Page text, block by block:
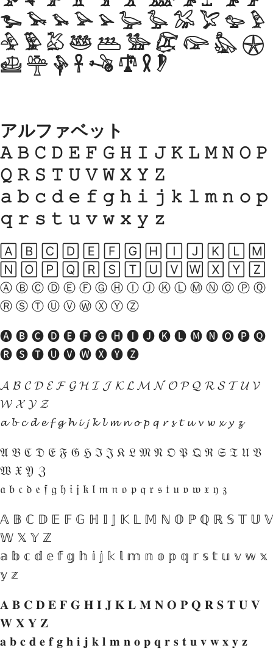
𓅧 𓅨 𓅩 𓅪 𓅫 𓅬 𓅭 𓅮 𓅯 𓅰 𓅱
𓅲 𓅳 𓅷 𓅸 𓅹 𓅺 𓅻 𓅼 𓅽 𓇽
𓊝 𓊯 𓊿 𓋹 𓌝 𓍝 𓍳 𓏢
アルファベット
𝙰 𝙱 𝙲 𝙳 𝙴 𝙵 𝙶 𝙷 𝙸 𝙹 𝙺 𝙻 𝙼 𝙽 𝙾 𝙿
𝚀 𝚁 𝚂 𝚃 𝚄 𝚅 𝚆 𝚇 𝚈 𝚉
𝚊 𝚋 𝚌 𝚍 𝚎 𝚏 𝚐 𝚑 𝚒 𝚓 𝚔 𝚕 𝚖 𝚗 𝚘 𝚙
𝚚 𝚛 𝚜 𝚝 𝚞 𝚟 𝚠 𝚡 𝚢 𝚣
🄰 🄱 🄲 🄳 🄴 🄵 🄶 🄷 🄸 🄹 🄺 🄻 🄼
🄽 🄾 🄿 🅀 🅁 🅂 🅃 🅄 🅅 🅆 🅇 🅈 🅉
Ⓐ Ⓑ Ⓒ Ⓓ Ⓔ Ⓕ Ⓖ Ⓗ Ⓘ Ⓙ Ⓚ Ⓛ Ⓜ Ⓝ Ⓞ Ⓟ Ⓠ
Ⓡ Ⓢ Ⓣ Ⓤ Ⓥ Ⓦ Ⓧ Ⓨ Ⓩ
🅐 🅑 🅒 🅓 🅔 🅕 🅖 🅗 🅘 🅙 🅚 🅛 🅜 🅝 🅞 🅟 🅠
🅡 🅢 🅣 🅤 🅥 🅦 🅧 🅨 🅩
𝓐 𝓑 𝓒 𝓓 𝓔 𝓕 𝓖 𝓗 𝓘 𝓙 𝓚 𝓛 𝓜 𝓝 𝓞 𝓟 𝓠 𝓡 𝓢 𝓣 𝓤 𝓥
𝓦 𝓧 𝓨 𝓩
𝓪 𝓫 𝓬 𝓭 𝓮 𝓯 𝓰 𝓱 𝓲 𝓳 𝓴 𝓵 𝓶 𝓷 𝓸 𝓹 𝓺 𝓻 𝓼 𝓽 𝓾 𝓿 𝔀 𝔁 𝔂 𝔃
𝔄 𝔅 ℭ 𝔇 𝔈 𝔉 𝔊 ℌ ℑ 𝔍 𝔎 𝔏 𝔐 𝔑 𝔒 𝔓 𝔔 ℜ 𝔖 𝔗 𝔘 𝔙
𝔚 𝔛 𝔜 ℨ
𝔞 𝔟 𝔠 𝔡 𝔢 𝔣 𝔤 𝔥 𝔦 𝔧 𝔨 𝔩 𝔪 𝔫 𝔬 𝔭 𝔮 𝔯 𝔰 𝔱 𝔲 𝔳 𝔴 𝔵 𝔶 𝔷
𝔸 𝔹 ℂ 𝔻 𝔼 𝔽 𝔾 ℍ 𝕀 𝕁 𝕂 𝕃 𝕄 ℕ 𝕆 ℙ ℚ ℝ 𝕊 𝕋 𝕌 𝕍
𝕎 𝕏 𝕐 ℤ
𝕒 𝕓 𝕔 𝕕 𝕖 𝕗 𝕘 𝕙 𝕚 𝕛 𝕜 𝕝 𝕞 𝕟 𝕠 𝕡 𝕢 𝕣 𝕤 𝕥 𝕦 𝕧 𝕨 𝕩
𝕪 𝕫
𝐀 𝐁 𝐂 𝐃 𝐄 𝐅 𝐆 𝐇 𝐈 𝐉 𝐊 𝐋 𝐌 𝐍 𝐎 𝐏 𝐐 𝐑 𝐒 𝐓 𝐔 𝐕
𝐖 𝐗 𝐘 𝐙
𝐚 𝐛 𝐜 𝐝 𝐞 𝐟 𝐠 𝐡 𝐢 𝐣 𝐤 𝐥 𝐦 𝐧 𝐨 𝐩 𝐪 𝐫 𝐬 𝐭 𝐮 𝐯 𝐰 𝐱 𝐲 𝐳